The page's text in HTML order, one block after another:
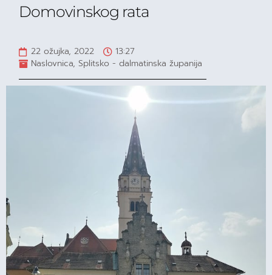
Domovinskog rata
22 ožujka, 2022
13:27
Naslovnica,Splitsko - dalmatinska županija